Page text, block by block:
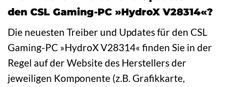
den CSL Gaming-PC »HydroX V28314«?
Die neuesten Treiber und Updates für den CSL
Gaming-PC »HydroX V28314« finden Sie in der
Regel auf der Website des Herstellers der
jeweiligen Komponente (z.B. Grafikkarte,